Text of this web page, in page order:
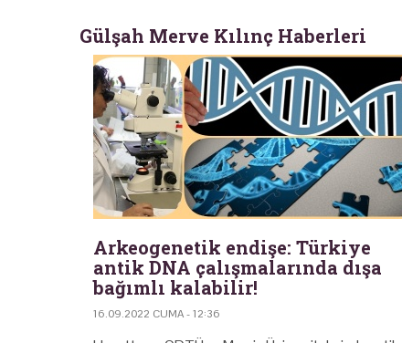
Gülşah Merve Kılınç Haberleri
Arkeogenetik endişe: Türkiye
antik DNA çalışmalarında dışa
bağımlı kalabilir!
16.09.2022 CUMA - 12:36